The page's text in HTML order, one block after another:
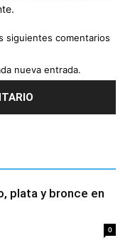
siguientes comentarios
nueva entrada.
plata y bronce en
0